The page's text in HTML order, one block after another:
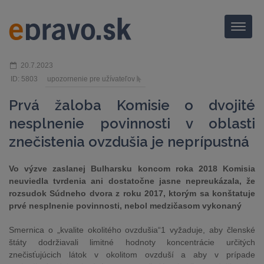
Menu
20.7.2023
ID: 5803
upozornenie pre užívateľov
Prvá žaloba Komisie o dvojité
nesplnenie povinnosti v oblasti
znečistenia ovzdušia je neprípustná
Vo výzve zaslanej Bulharsku koncom roka 2018 Komisia
neuviedla tvrdenia ani dostatočne jasne nepreukázala, že
rozsudok Súdneho dvora z roku 2017, ktorým sa konštatuje
prvé nesplnenie povinnosti, nebol medzičasom vykonaný
Smernica o „kvalite okolitého ovzdušia“1 vyžaduje, aby členské
štáty dodržiavali limitné hodnoty koncentrácie určitých
znečisťujúcich látok v okolitom ovzduší a aby v prípade